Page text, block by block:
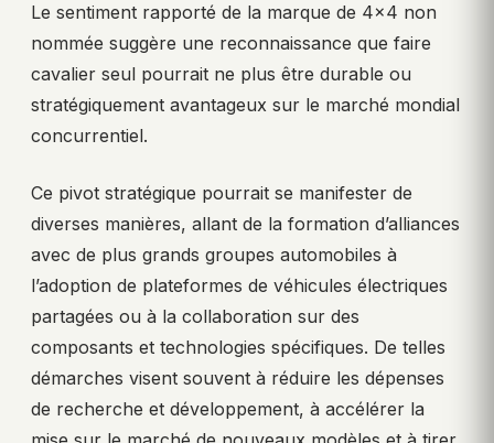
Le sentiment rapporté de la marque de 4×4 non
nommée suggère une reconnaissance que faire
cavalier seul pourrait ne plus être durable ou
stratégiquement avantageux sur le marché mondial
concurrentiel.
Ce pivot stratégique pourrait se manifester de
diverses manières, allant de la formation d’alliances
avec de plus grands groupes automobiles à
l’adoption de plateformes de véhicules électriques
partagées ou à la collaboration sur des
composants et technologies spécifiques. De telles
démarches visent souvent à réduire les dépenses
de recherche et développement, à accélérer la